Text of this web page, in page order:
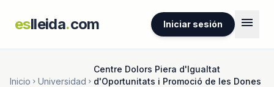
eslleida.com Iniciar sesión menu
Inicio chevron_right Universidad chevron_right
Centre Dolors Piera d'Igualtat
d'Oportunitats i Promoció de les Dones